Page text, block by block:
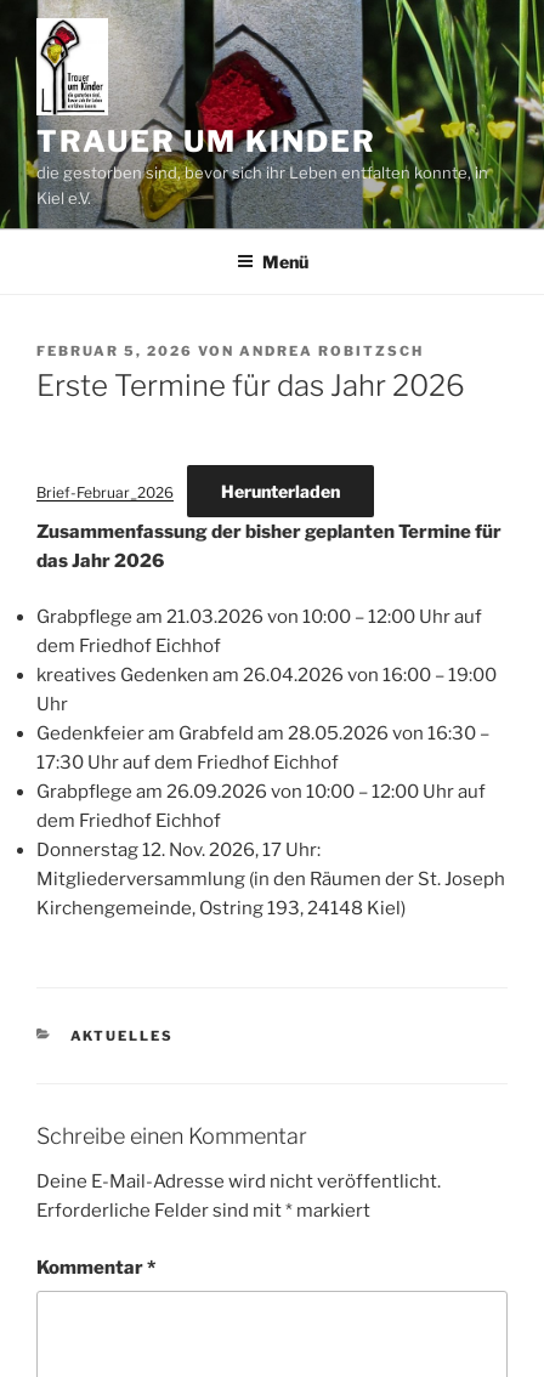
Zum
Inhalt
springen
TRAUER UM KINDER
die gestorben sind, bevor sich ihr Leben entfalten konnte, in
Kiel e.V.
Menü
VERÖFFENTLICHT
AM
FEBRUAR 5, 2026 VON ANDREA ROBITZSCH
Erste Termine für das Jahr 2026
Brief-Februar_2026 Herunterladen
Zusammenfassung der bisher geplanten Termine für
das Jahr 2026
Grabpflege am 21.03.2026 von 10:00 – 12:00 Uhr auf
dem Friedhof Eichhof
kreatives Gedenken am 26.04.2026 von 16:00 – 19:00
Uhr
Gedenkfeier am Grabfeld am 28.05.2026 von 16:30 –
17:30 Uhr auf dem Friedhof Eichhof
Grabpflege am 26.09.2026 von 10:00 – 12:00 Uhr auf
dem Friedhof Eichhof
Donnerstag 12. Nov. 2026, 17 Uhr:
Mitgliederversammlung (in den Räumen der St. Joseph
Kirchengemeinde, Ostring 193, 24148 Kiel)
KATEGORIEN
AKTUELLES
Schreibe einen Kommentar
Deine E-Mail-Adresse wird nicht veröffentlicht.
Erforderliche Felder sind mit* markiert
Kommentar*